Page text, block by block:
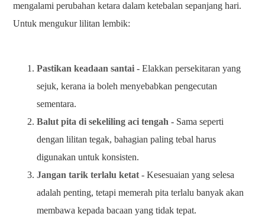
mengalami perubahan ketara dalam ketebalan sepanjang hari.
Untuk mengukur lilitan lembik:
Pastikan keadaan santai - Elakkan persekitaran yang
sejuk, kerana ia boleh menyebabkan pengecutan
sementara.
Balut pita di sekeliling aci tengah - Sama seperti
dengan lilitan tegak, bahagian paling tebal harus
digunakan untuk konsisten.
Jangan tarik terlalu ketat - Kesesuaian yang selesa
adalah penting, tetapi memerah pita terlalu banyak akan
membawa kepada bacaan yang tidak tepat.